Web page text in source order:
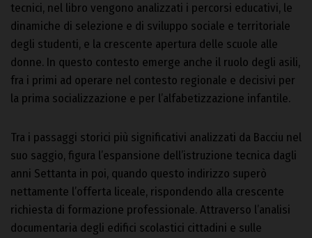
tecnici, nel libro vengono analizzati i percorsi educativi, le
dinamiche di selezione e di sviluppo sociale e territoriale
degli studenti, e la crescente apertura delle scuole alle
donne. In questo contesto emerge anche il ruolo degli asili,
fra i primi ad operare nel contesto regionale e decisivi per
la prima socializzazione e per l’alfabetizzazione infantile.
Tra i passaggi storici più significativi analizzati da Bacciu nel
suo saggio, figura l’espansione dell’istruzione tecnica dagli
anni Settanta in poi, quando questo indirizzo superò
nettamente l’offerta liceale, rispondendo alla crescente
richiesta di formazione professionale. Attraverso l’analisi
documentaria degli edifici scolastici cittadini e sulle